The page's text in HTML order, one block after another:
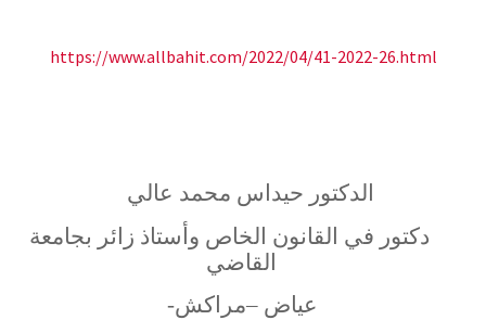
https://www.allbahit.com/2022/04/41-2022-26.html
الدكتور حيداس محمد عالي
دكتور في القانون الخاص وأستاذ زائر بجامعة
القاضي
عياض –مراكش-